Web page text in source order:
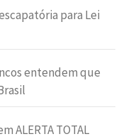
para Lei
entendem que
ALERTA TOTAL